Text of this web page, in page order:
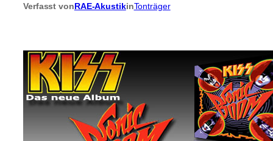
Verfasst vonRAE-AkustikinTonträger